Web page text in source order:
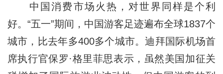
中国消费市场火热，对世界同样是个利
好。“五一”期间，中国游客足迹遍布全球1837个
城市，比去年多400多个城市。迪拜国际机场首
席执行官保罗·格里菲思表示，虽然美国加征关